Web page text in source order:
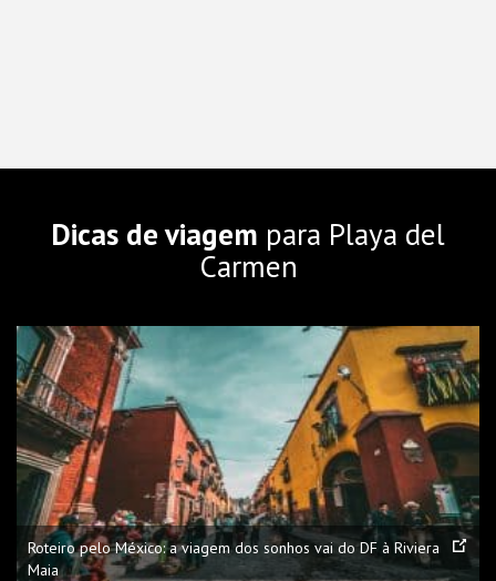
Dicas de viagem para Playa del
Carmen
Roteiro pelo México: a viagem dos sonhos vai do DF à Riviera
Maia